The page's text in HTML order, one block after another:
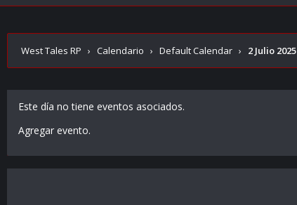
West Tales RP › Calendario › Default Calendar › 2 Julio 2025
Este día no tiene eventos asociados.
Agregar evento.